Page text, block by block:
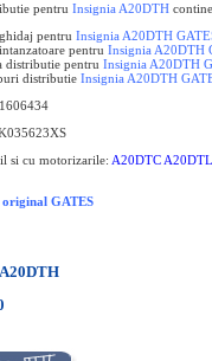
pentru Insignia A20DTH
pentru Insignia A20DTH
pentru Insignia A20DTH
distributie pentru Insignia A20DTH
distributie Insignia A20DTH
si cu motorizarile: A20DTC
original GATES